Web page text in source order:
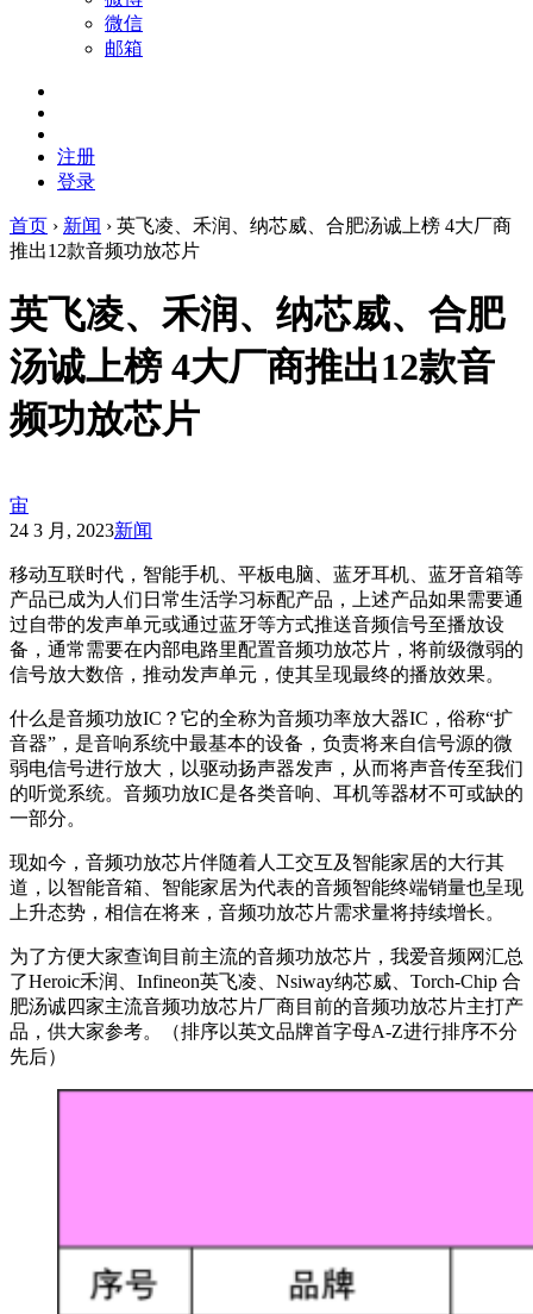
微信
邮箱
注册
登录
首页 › 新闻 › 英飞凌、禾润、纳芯威、合肥汤诚上榜 4大厂商
推出12款音频功放芯片
英飞凌、禾润、纳芯威、合肥
汤诚上榜 4大厂商推出12款音
频功放芯片
宙
24 3 月, 2023新闻
移动互联时代，智能手机、平板电脑、蓝牙耳机、蓝牙音箱等
产品已成为人们日常生活学习标配产品，上述产品如果需要通
过自带的发声单元或通过蓝牙等方式推送音频信号至播放设
备，通常需要在内部电路里配置音频功放芯片，将前级微弱的
信号放大数倍，推动发声单元，使其呈现最终的播放效果。
什么是音频功放IC？它的全称为音频功率放大器IC，俗称“扩
音器”，是音响系统中最基本的设备，负责将来自信号源的微
弱电信号进行放大，以驱动扬声器发声，从而将声音传至我们
的听觉系统。音频功放IC是各类音响、耳机等器材不可或缺的
一部分。
现如今，音频功放芯片伴随着人工交互及智能家居的大行其
道，以智能音箱、智能家居为代表的音频智能终端销量也呈现
上升态势，相信在将来，音频功放芯片需求量将持续增长。
为了方便大家查询目前主流的音频功放芯片，我爱音频网汇总
了Heroic禾润、Infineon英飞凌、Nsiway纳芯威、Torch-Chip 合
肥汤诚四家主流音频功放芯片厂商目前的音频功放芯片主打产
品，供大家参考。（排序以英文品牌首字母A-Z进行排序不分
先后）